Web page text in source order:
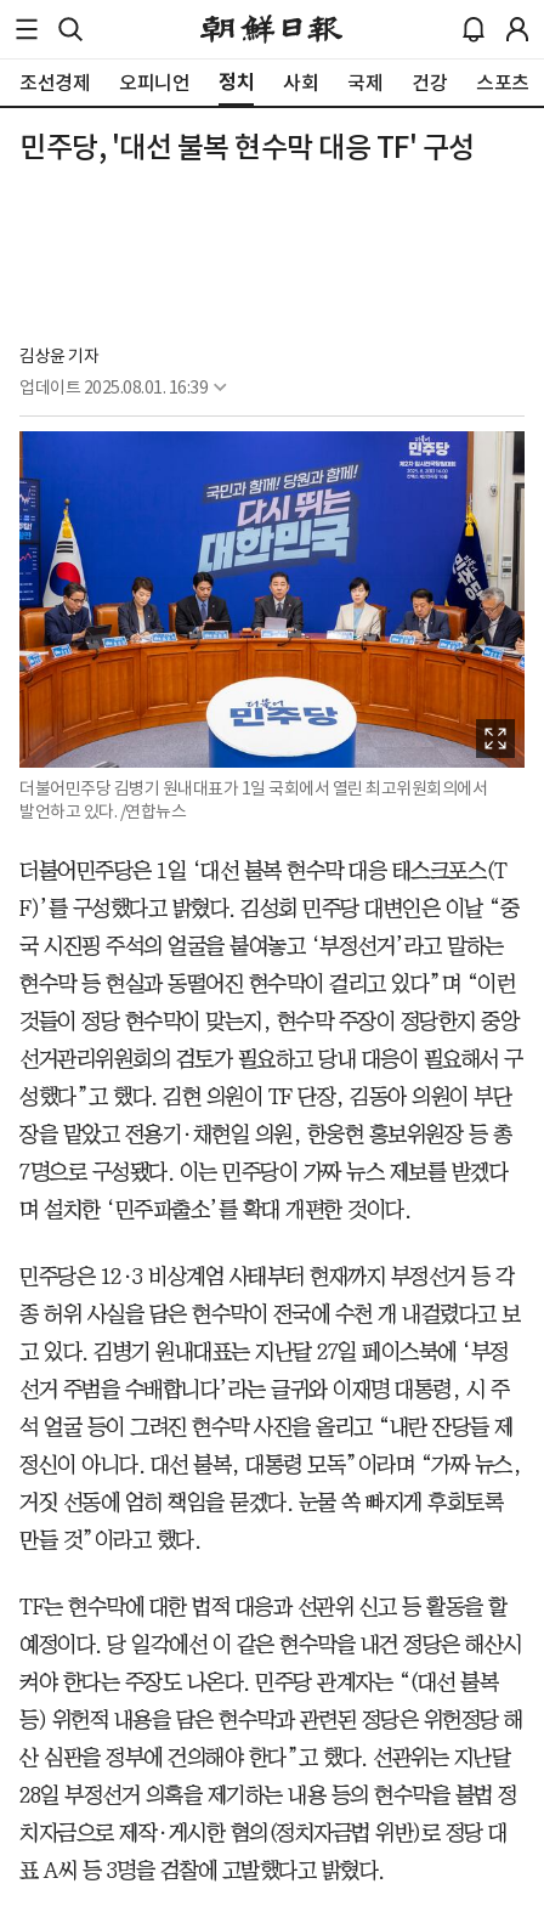
조선경제 오피니언 정치 사회 국제 건강 스포츠
민주당, '대선 불복 현수막 대응 TF' 구성
김상윤 기자
업데이트 2025.08.01. 16:39
더불어민주당 김병기 원내대표가 1일 국회에서 열린 최고위원회의에서
발언하고 있다. /연합뉴스
더불어민주당은 1일 ‘대선 불복 현수막 대응 태스크포스(T
F)’를 구성했다고 밝혔다. 김성회 민주당 대변인은 이날 “중
국 시진핑 주석의 얼굴을 붙여놓고 ‘부정선거’라고 말하는
현수막 등 현실과 동떨어진 현수막이 걸리고 있다”며 “이런
것들이 정당 현수막이 맞는지, 현수막 주장이 정당한지 중앙
선거관리위원회의 검토가 필요하고 당내 대응이 필요해서 구
성했다”고 했다. 김현 의원이 TF 단장, 김동아 의원이 부단
장을 맡았고 전용기·채현일 의원, 한웅현 홍보위원장 등 총
7명으로 구성됐다. 이는 민주당이 가짜 뉴스 제보를 받겠다
며 설치한 ‘민주파출소’를 확대 개편한 것이다.
민주당은 12·3 비상계엄 사태부터 현재까지 부정선거 등 각
종 허위 사실을 담은 현수막이 전국에 수천 개 내걸렸다고 보
고 있다. 김병기 원내대표는 지난달 27일 페이스북에 ‘부정
선거 주범을 수배합니다’라는 글귀와 이재명 대통령, 시 주
석 얼굴 등이 그려진 현수막 사진을 올리고 “내란 잔당들 제
정신이 아니다. 대선 불복, 대통령 모독”이라며 “가짜 뉴스,
거짓 선동에 엄히 책임을 묻겠다. 눈물 쏙 빠지게 후회토록
만들 것”이라고 했다.
TF는 현수막에 대한 법적 대응과 선관위 신고 등 활동을 할
예정이다. 당 일각에선 이 같은 현수막을 내건 정당은 해산시
켜야 한다는 주장도 나온다. 민주당 관계자는 “(대선 불복
등) 위헌적 내용을 담은 현수막과 관련된 정당은 위헌정당 해
산 심판을 정부에 건의해야 한다”고 했다. 선관위는 지난달
28일 부정선거 의혹을 제기하는 내용 등의 현수막을 불법 정
치자금으로 제작·게시한 혐의(정치자금법 위반)로 정당 대
표 A씨 등 3명을 검찰에 고발했다고 밝혔다.